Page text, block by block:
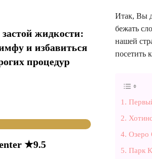
жидкости:
и избавиться
процедур
★9.5
Итак, Вы
бежать
нашей
посетить
1.
2.
4. Озеро
5. Парк